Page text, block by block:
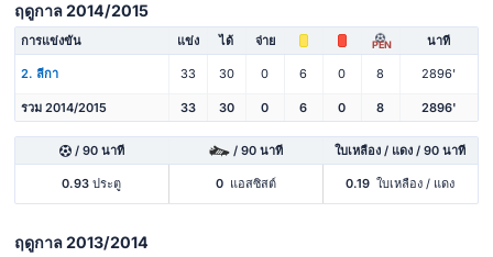
ฤดูกาล 2014/2015
การแข่งขัน แข่ง ได้ จ่าย PEN นาที
2. ลีกา 33 30 0 6 0 8 2896'
รวม 2014/2015 33 30 0 6 0 8 2896'
/ 90 นาที / 90 นาที ใบเหลือง / แดง / 90 นาที
0.93 ประตู 0 แอสซิสต์ 0.19 ใบเหลือง / แดง
ฤดูกาล 2013/2014